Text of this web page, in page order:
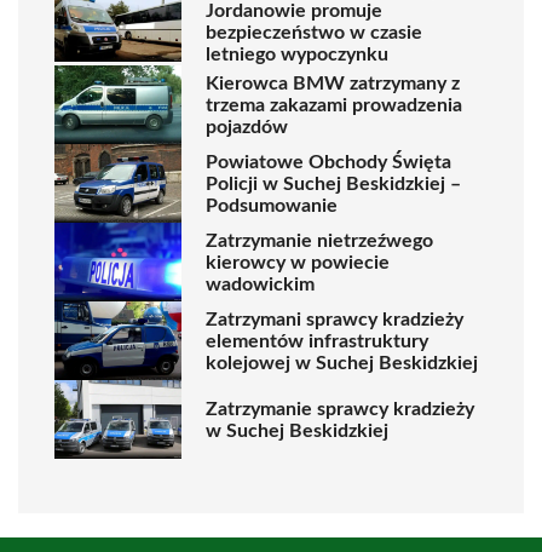
Jordanowie promuje
bezpieczeństwo w czasie
letniego wypoczynku
Kierowca BMW zatrzymany z
trzema zakazami prowadzenia
pojazdów
Powiatowe Obchody Święta
Policji w Suchej Beskidzkiej –
Podsumowanie
Zatrzymanie nietrzeźwego
kierowcy w powiecie
wadowickim
Zatrzymani sprawcy kradzieży
elementów infrastruktury
kolejowej w Suchej Beskidzkiej
Zatrzymanie sprawcy kradzieży
w Suchej Beskidzkiej